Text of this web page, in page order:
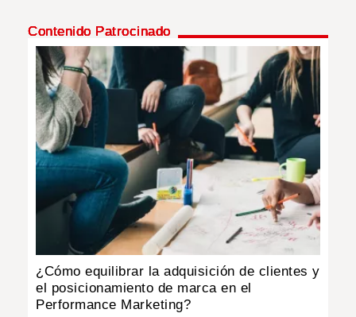
Contenido Patrocinado
¿Cómo equilibrar la adquisición de clientes y
el posicionamiento de marca en el
Performance Marketing?